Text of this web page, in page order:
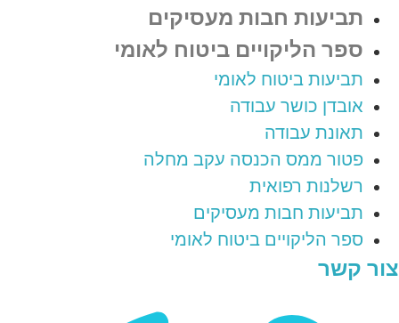
תביעות חבות מעסיקים
ספר הליקויים ביטוח לאומי
תביעות ביטוח לאומי
אובדן כושר עבודה
תאונת עבודה
פטור ממס הכנסה עקב מחלה
רשלנות רפואית
תביעות חבות מעסיקים
ספר הליקויים ביטוח לאומי
צור קשר